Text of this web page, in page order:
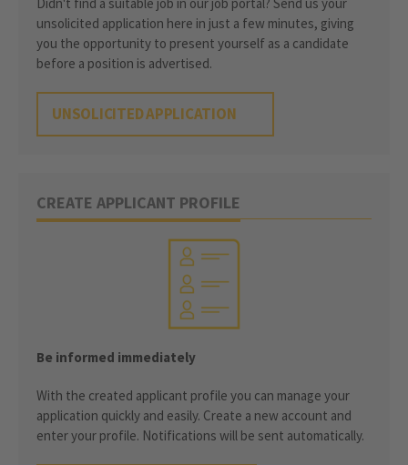
unsolicited application here in just a few minutes, giving
you the opportunity to present yourself as a candidate
before a position is advertised.
UNSOLICITED APPLICATION
CREATE APPLICANT PROFILE
Be informed immediately
With the created applicant profile you can manage your
application quickly and easily. Create a new account and
enter your profile. Notifications will be sent automatically.